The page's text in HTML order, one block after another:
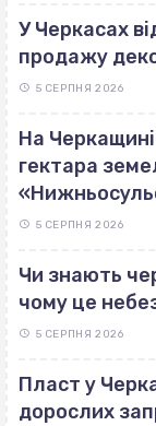
У Черкасах
продажу
5 СЕРПНЯ 2026
На
гектара
5 СЕРПНЯ 2026
Чи знають
чому це
5 СЕРПНЯ 2026
Пласт у
дорослих